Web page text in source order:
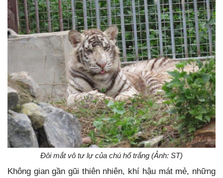
Đôi mắt vô tư lự của chú hổ trắng (Ảnh: ST)
Không gian gần gũi thiên nhiên, khí hậu mát mẻ, những